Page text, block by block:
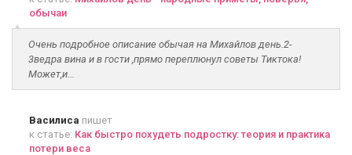
обычаи
Очень подробное описание обычая на Михайлов день.2-
3ведра вина и в гости ,прямо переплюнул советы Тиктока!
Может,и...
Василиса пишет
к статье: Как быстро похудеть подростку: теория и практика
потери веса